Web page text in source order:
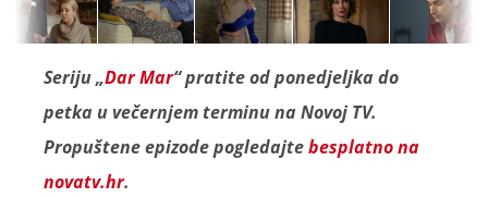
Seriju „Dar Mar“ pratite od ponedjeljka do
petka u večernjem terminu na Novoj TV.
Propuštene epizode pogledajtebesplatno na
novatv.hr.